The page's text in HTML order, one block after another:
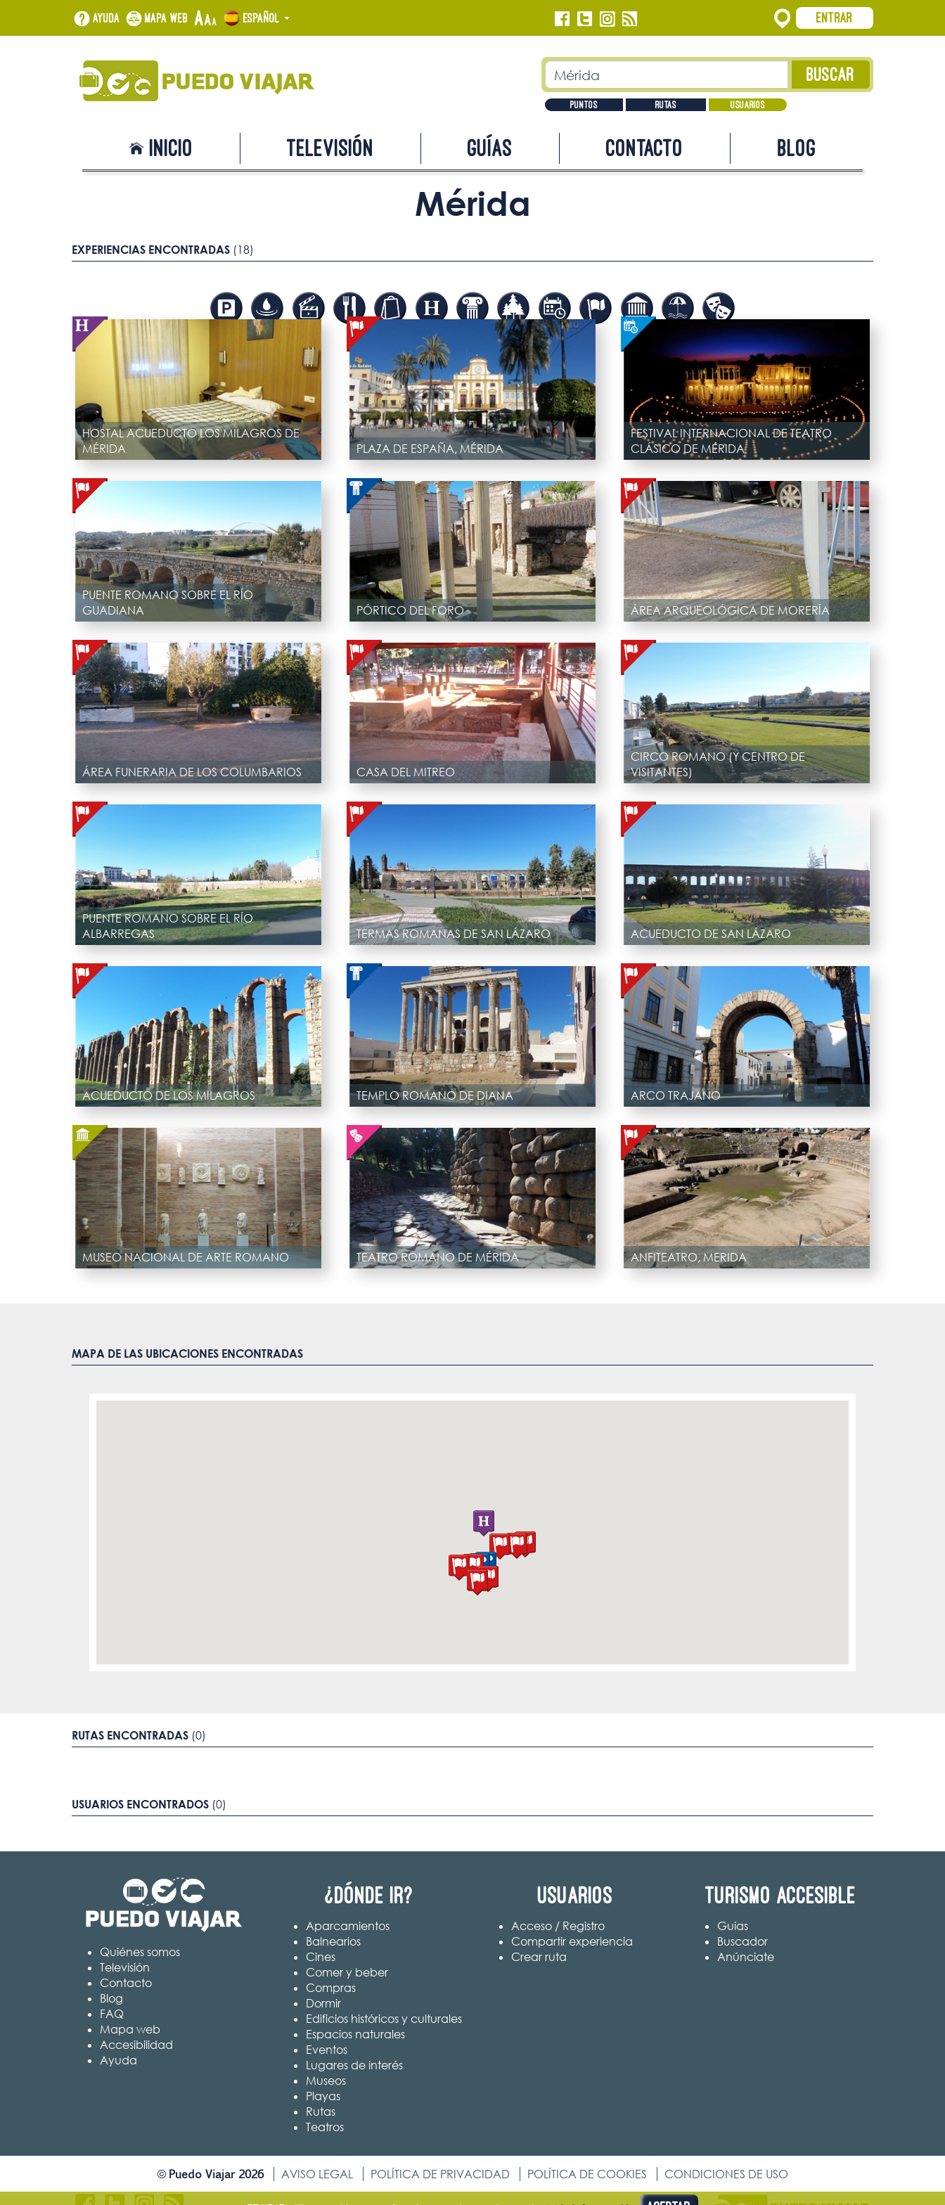
Ayuda Mapa web Español Entrar
Puntos Rutas Usuarios
Inicio Televisión Guías Contacto Blog
Mérida
EXPERIENCIAS ENCONTRADAS (18)
HOSTAL ACUEDUCTO LOS MILAGROS DE
MÉRIDA
PLAZA DE ESPAÑA, MÉRIDA
FESTIVAL INTERNACIONAL DE TEATRO
CLÁSICO DE MÉRIDA
PUENTE ROMANO SOBRE EL RÍO
GUADIANA
PÓRTICO DEL FORO ÁREA ARQUEOLÓGICA DE MORERÍA
ÁREA FUNERARIA DE LOS COLUMBARIOS CASA DEL MITREO
CIRCO ROMANO (Y CENTRO DE
VISITANTES)
PUENTE ROMANO SOBRE EL RÍO
ALBARREGAS
TERMAS ROMANAS DE SAN LÁZARO ACUEDUCTO DE SAN LÁZARO
ACUEDUCTO DE LOS MILAGROS TEMPLO ROMANO DE DIANA ARCO TRAJANO
MUSEO NACIONAL DE ARTE ROMANO TEATRO ROMANO DE MÉRIDA ANFITEATRO, MERIDA
MAPA DE LAS UBICACIONES ENCONTRADAS
RUTAS ENCONTRADAS (0)
USUARIOS ENCONTRADOS (0)
Quiénes somos
Televisión
Contacto
Blog
FAQ
Mapa web
Accesibilidad
Ayuda
¿Dónde ir?
Aparcamientos
Balnearios
Cines
Comer y beber
Compras
Dormir
Edificios históricos y culturales
Espacios naturales
Eventos
Lugares de interés
Museos
Playas
Rutas
Teatros
Usuarios
Acceso / Registro
Compartir experiencia
Crear ruta
Turismo accesible
Guías
Buscador
Anúnciate
© Puedo Viajar 2026 AVISO LEGAL POLÍTICA DE PRIVACIDAD POLÍTICA DE COOKIES CONDICIONES DE USO